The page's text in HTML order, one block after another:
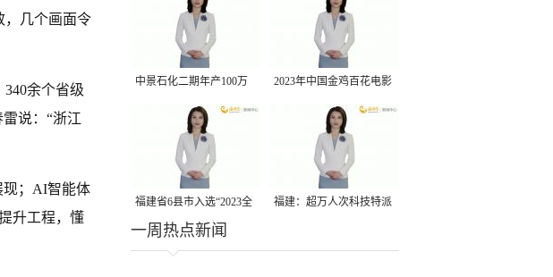
，几个画面令
余个省级
说：“浙江
现；AI智能体
升工程，懂
中景石化二期年产100万
吨丙烷脱氢项目建成中交
2023年中国金鸡百花电影
节有福电影巡展31日启动
福建省6县市入选“2023全
国县域发展潜力百强县”
福建：超万人次科技特派
一周热点新闻